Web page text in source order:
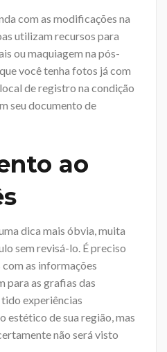
com as modificações na
utilizam recursos para
ou maquiagem na pós-
você tenha fotos já com
de registro na condição
seu documento de
ao
dica mais óbvia, muita
sem revisá-lo. É preciso
as informações
para as grafias das
experiências
estético de sua região, mas
não será visto